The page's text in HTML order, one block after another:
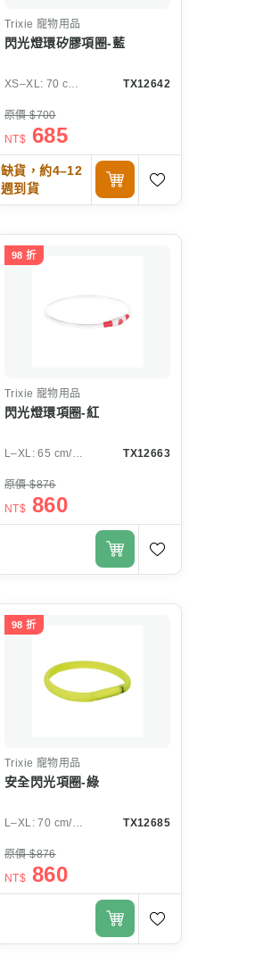
Trixie 寵物用品
閃光燈環矽膠項圈-藍
TX12642
原價 $700
NT$ 685
缺貨，約4–12
週到貨
98 折
Trixie 寵物用品
閃光燈環項圈-紅
L–XL: 65 cm/ø 8 mm TX12663
原價 $876
NT$ 860
98 折
Trixie 寵物用品
安全閃光項圈-綠
L–XL: 70 cm/18 mm TX12685
原價 $876
NT$ 860